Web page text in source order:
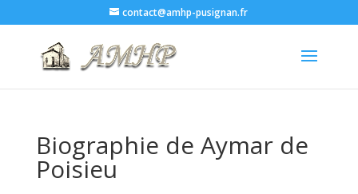
contact@amhp-pusignan.fr
Biographie de Aymar de
Poisieu